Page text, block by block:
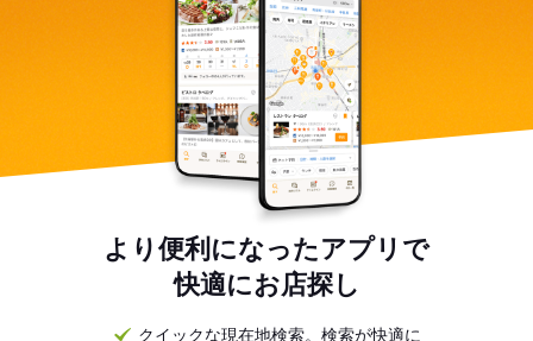
より便利になったアプリで
快適にお店探し
クイックな現在地検索。検索が快適に